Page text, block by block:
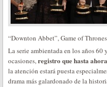
“Downton Abbet”, Game of
La serie ambientada en los años
ocasiones,registro que hasta
la atención estará puesta
drama más galardonado de la